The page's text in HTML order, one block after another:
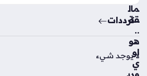
هذ
ا
ال
ص
ي
ف
مال
قة
..
هو
او
ي
وري
ترددات
لا يوجد شيء